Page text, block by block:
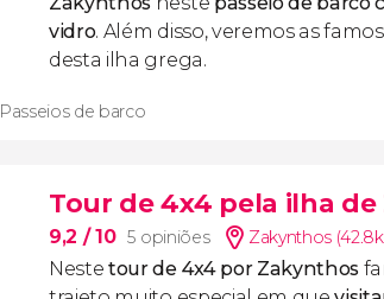
vidro. Além disso, veremos as
desta ilha grega.
Passeios de barco
Tour de 4x4 pela ilha
9,2 / 10 5 opiniões Zakynthos
Nestetour de 4x4 por Zakynthos